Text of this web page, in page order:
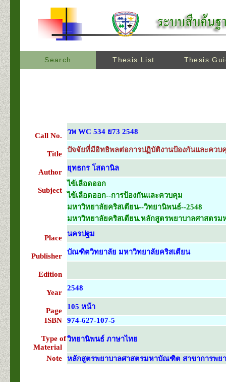
Search Thesis List Thesis
Call No. วพ WC 534 ย73 2548
Title ปัจจัยที่มีอิทธิพลต่อการปฏิบัติงานป้องกันและควบ
Author ยุทธกร โสดานิล
Subject
ไข้เลือดออก
ไข้เลือดออก--การป้องกันและควบคุม
มหาวิทยาลัยคริสเตียน--วิทยานิพนธ์--2548
มหาวิทยาลัยคริสเตียน.หลักสูตรพยาบาลศาสตร
Place นครปฐม
Publisher บัณฑิตวิทยาลัย มหาวิทยาลัยคริสเตียน
Edition
Year
2548
Page
105 หน้า
ISBN
974-627-107-5
Type of
Material
วิทยานิพนธ์ ภาษาไทย
Note หลักสูตรพยาบาลศาสตรมหาบัณฑิต สาขาการพย